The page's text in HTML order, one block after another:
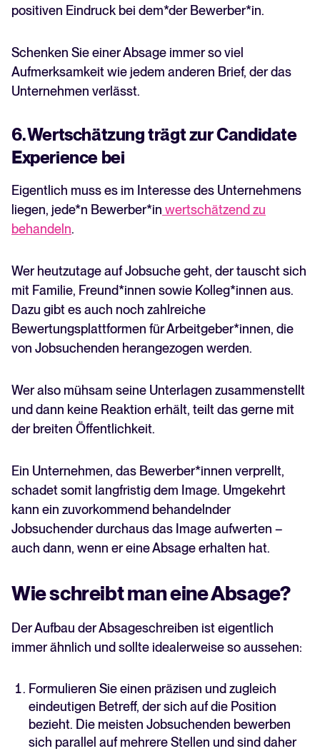
positiven Eindruck bei dem*der Bewerber*in.
Schenken Sie einer Absage immer so viel
Aufmerksamkeit wie jedem anderen Brief, der das
Unternehmen verlässt.
6. Wertschätzung trägt zur Candidate
Experience bei
Eigentlich muss es im Interesse des Unternehmens
liegen, jede*n Bewerber*in wertschätzend zu
behandeln.
Wer heutzutage auf Jobsuche geht, der tauscht sich
mit Familie, Freund*innen sowie Kolleg*innen aus.
Dazu gibt es auch noch zahlreiche
Bewertungsplattformen für Arbeitgeber*innen, die
von Jobsuchenden herangezogen werden.
Wer also mühsam seine Unterlagen zusammenstellt
und dann keine Reaktion erhält, teilt das gerne mit
der breiten Öffentlichkeit.
Ein Unternehmen, das Bewerber*innen verprellt,
schadet somit langfristig dem Image. Umgekehrt
kann ein zuvorkommend behandelnder
Jobsuchender durchaus das Image aufwerten –
auch dann, wenn er eine Absage erhalten hat.
Wie schreibt man eine Absage?
Der Aufbau der Absageschreiben ist eigentlich
immer ähnlich und sollte idealerweise so aussehen:
Formulieren Sie einen präzisen und zugleich
eindeutigen Betreff, der sich auf die Position
bezieht. Die meisten Jobsuchenden bewerben
sich parallel auf mehrere Stellen und sind daher